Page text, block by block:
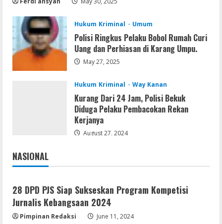
5
[Patch] (x86x64) Stable Unlimited
August 7, 2026
Hukum Kriminal Umum
Polisi Ringkus Pelaku Bobol Rumah Curi
Uang dan Perhiasan di Karang Umpu.
May 27, 2025
Hukum Kriminal Way Kanan
Kurang Dari 24 Jam, Polisi Bekuk
Diduga Pelaku Pembacokan Rekan
Kerjanya
August 27, 2024
NASIONAL
Jakarta
28 DPD PJS Siap Sukseskan Program Kompetisi
Jurnalis Kebangsaan 2024
Pimpinan Redaksi June 11, 2024